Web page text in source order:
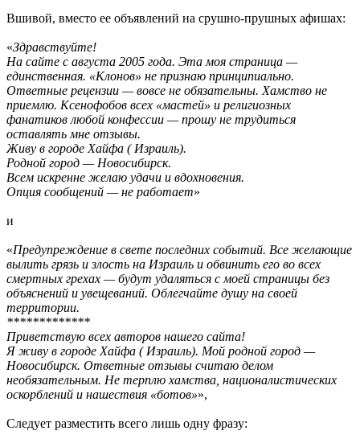
Вшивой, вместо ее объявлений на срушно-прушных афишах:
«Здравствуйте!
На сайте с августа 2005 года. Эта моя страница —
единственная. «Клонов» не признаю принципиально.
Ответные рецензии — вовсе не обязательны. Хамство не
приемлю. Ксенофобов всех «мастей» и религиозных
фанатиков любой конфессии — прошу не трудиться
оставлять мне отзывы.
Живу в городе Хайфа ( Израиль).
Родной город — Новосибирск.
Всем искренне желаю удачи и вдохновения.
Опция сообщений — не работает»
и
«Предупреждение в свете последних событий. Все желающие
вылить грязь и злость на Израиль и обвинить его во всех
смертных грехах — будут удаляться с моей страницы без
объяснений и увещеваний. Облегчайте душу на своей
территории.
*************
Приветствую всех авторов нашего сайта!
Я живу в городе Хайфа ( Израиль). Мой родной город —
Новосибирск. Ответные отзывы считаю делом
необязательным. Не терплю хамства, националистических
оскорблений и нашествия «ботов»»,
Следует разместить всего лишь одну фразу: